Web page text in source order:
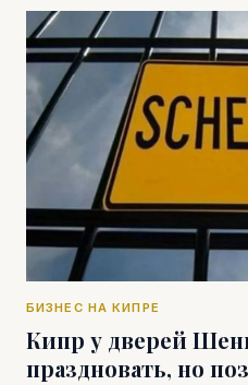
БИЗНЕС НА КИПРЕ
Кипр у дверей
праздновать, но